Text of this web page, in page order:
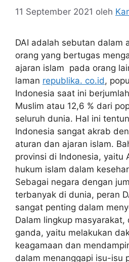
11 September 2021 oleh
DAI adalah sebutan dalam
orang yang bertugas
ajaran islam pada orang
laman republika. co.id,
Indonesia saat ini
Muslim atau 12,6 % dari
seluruh dunia. Hal ini
Indonesia sangat akrab
aturan dan ajaran islam.
provinsi di Indonesia, yaitu
hukum islam dalam
Sebagai negara dengan
terbanyak di dunia, peran
sangat penting dalam
Dalam lingkup masyarakat,
ganda, yaitu melakukan
keagamaan dan
dalam menanggapi isu-isu